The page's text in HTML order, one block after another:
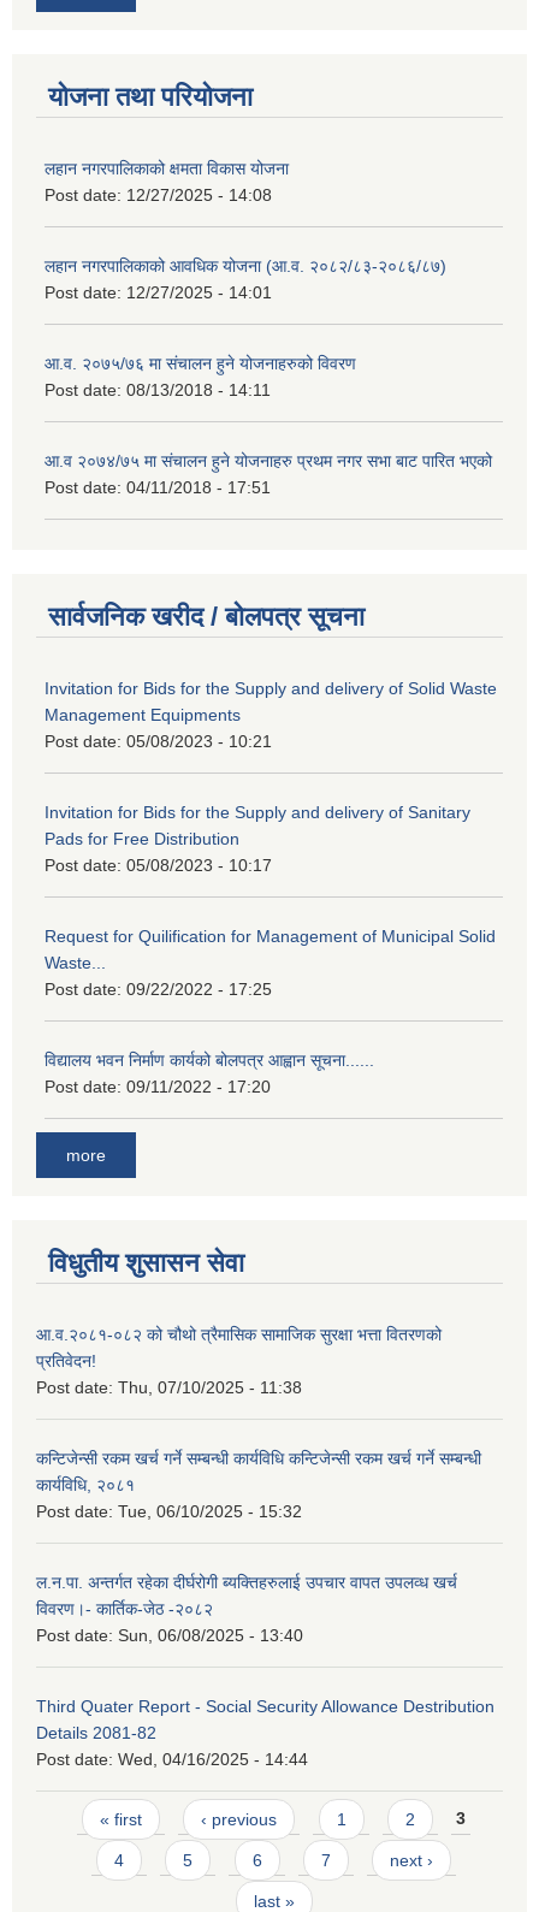
योजना तथा परियोजना
लहान नगरपालिकाको क्षमता विकास योजना
Post date: 12/27/2025 - 14:08
लहान नगरपालिकाको आवधिक योजना (आ.व. २०८२/८३-२०८६/८७)
Post date: 12/27/2025 - 14:01
आ.व. २०७५/७६ मा संचालन हुने योजनाहरुको विवरण
Post date: 08/13/2018 - 14:11
आ.व २०७४/७५ मा संचालन हुने योजनाहरु प्रथम नगर सभा बाट पारित भएको
Post date: 04/11/2018 - 17:51
सार्वजनिक खरीद / बोलपत्र सूचना
Invitation for Bids for the Supply and delivery of Solid Waste
Management Equipments
Post date: 05/08/2023 - 10:21
Invitation for Bids for the Supply and delivery of Sanitary
Pads for Free Distribution
Post date: 05/08/2023 - 10:17
Request for Quilification for Management of Municipal Solid
Waste...
Post date: 09/22/2022 - 17:25
विद्यालय भवन निर्माण कार्यको बोलपत्र आह्वान सूचना......
Post date: 09/11/2022 - 17:20
more
विधुतीय शुसासन सेवा
आ.व.२०८१-०८२ को चौथो त्रैमासिक सामाजिक सुरक्षा भत्ता वितरणको
प्रतिवेदन!
Post date: Thu, 07/10/2025 - 11:38
कन्टिजेन्सी रकम खर्च गर्ने सम्बन्धी कार्यविधि कन्टिजेन्सी रकम खर्च गर्ने सम्बन्धी
कार्यविधि, २०८१
Post date: Tue, 06/10/2025 - 15:32
ल.न.पा. अन्तर्गत रहेका दीर्घरोगी ब्यक्तिहरुलाई उपचार वापत उपलव्ध खर्च
विवरण।- कार्तिक-जेठ -२०८२
Post date: Sun, 06/08/2025 - 13:40
Third Quater Report - Social Security Allowance Destribution
Details 2081-82
Post date: Wed, 04/16/2025 - 14:44
Pages
« first ‹ previous 1 2 3
4 5 6 7 next ›
last »